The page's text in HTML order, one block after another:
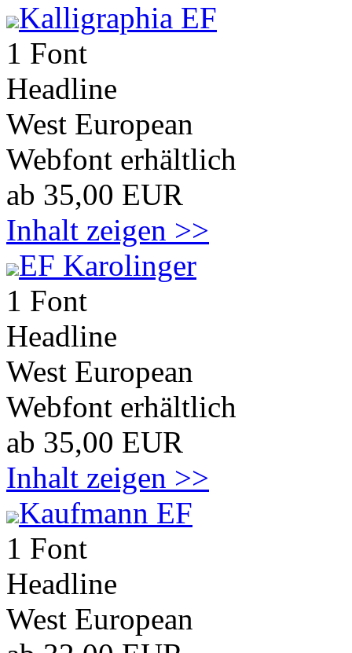
Kalligraphia EF
1 Font
Headline
West European
Webfont erhältlich
ab 35,00 EUR
Inhalt zeigen >>
EF Karolinger
1 Font
Headline
West European
Webfont erhältlich
ab 35,00 EUR
Inhalt zeigen >>
Kaufmann EF
1 Font
Headline
West European